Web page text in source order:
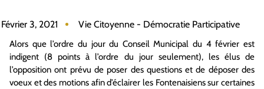
Février 3, 2021 Vie Citoyenne - Démocratie Participative
Alors que l’ordre du jour du Conseil Municipal du 4 février est
indigent (8 points à l’ordre du jour seulement), les élus de
l’opposition ont prévu de poser des questions et de déposer des
voeux et des motions afin d’éclairer les Fontenaisiens sur certaines